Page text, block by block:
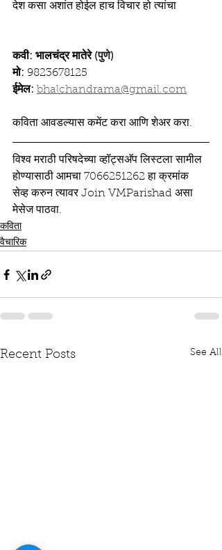
देश कसा अशांत होईल हाच विचार हो त्यांचा
कवी: भालचंद्र मातेरे (पुणे)
मो: 9823678125
ईमेल: bhalchandrama@gmail.com
कविता आवडल्यास कमेंट करा आणि शेअर करा.
विश्व मराठी परिषदेच्या व्हॉट्सअ‍ॅप लिस्टला सामील
होण्यासाठी आमचा 7066251262 हा क्रमांक
सेव्ह करुन त्यावर Join VMParishad असा
मेसेज पाठवा.
कविता
वैचारिक
Recent Posts See All